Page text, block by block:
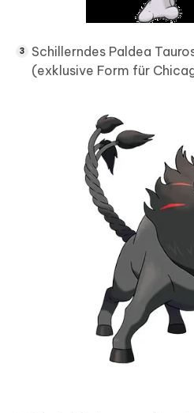
Schillerndes Paldea
(exklusive Form für